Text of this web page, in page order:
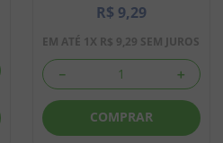
R$ 9,29
EM ATÉ 1X R$ 9,29 SEM JUROS
＋
－
COMPRAR